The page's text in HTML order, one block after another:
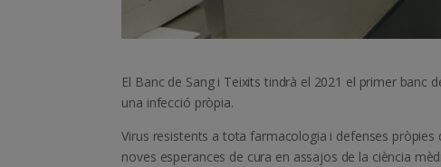
El Banc de Sang i Teixits tindrà el 2021 el primer
una infecció pròpia.
Virus resistents a tota farmacologia i defenses
noves esperances de cura en assajos de la ciència